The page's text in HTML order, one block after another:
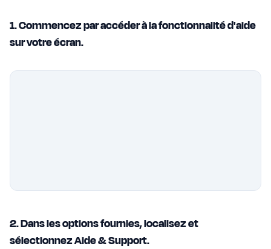
1. Commencez par accéder à la fonctionnalité d'aide
sur votre écran.
2. Dans les options fournies, localisez et
sélectionnez Aide & Support.